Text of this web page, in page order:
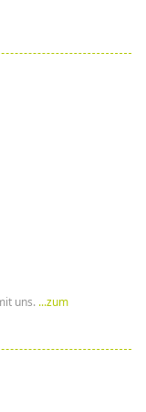
uns. ...zum